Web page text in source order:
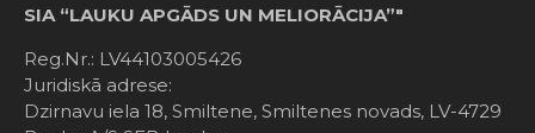
SIA “LAUKU APGĀDS UN MELIORĀCIJA”"
Reg.Nr.: LV44103005426
Juridiskā adrese:
Dzirnavu iela 18, Smiltene, Smiltenes novads, LV-4729